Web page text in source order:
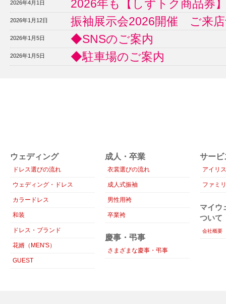
2026年4月1日 2026年も【しずトク商品券
2026年1月12日 振袖展示会2026開催 ご来店
2026年1月5日 ◆SNSのご案内
2026年1月5日 ◆駐車場のご案内
ウェディング
ドレス選びの流れ
ウェディング・ドレス
カラードレス
和装
ドレス・ブランド
花婿（MEN'S）
GUEST
成人・卒業
衣裳選びの流れ
成人式振袖
男性用袴
卒業袴
慶事・弔事
さまざまな慶事・弔事
サービ
アイリ
ファミ
マイウ
ついて
会社概要